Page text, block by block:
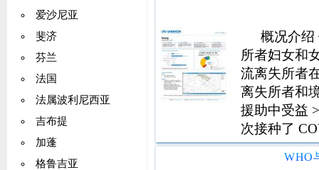
爱沙尼亚
斐济
芬兰
法国
法属波利尼西亚
吉布提
加蓬
格鲁吉亚
概况介绍
所者妇女和
流离失所者
离失所者和
援助中受益
次接种了
日） 境内流
WHO